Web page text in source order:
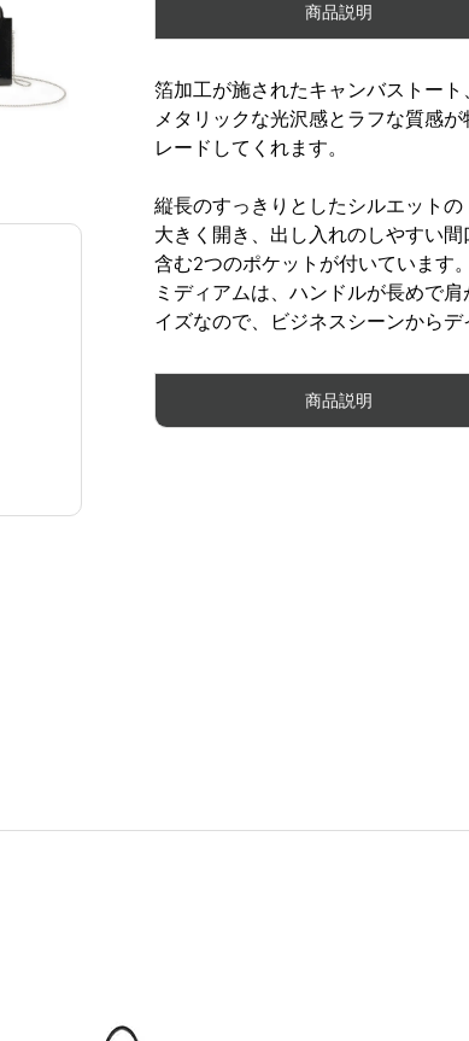
商品説明
箔加工が施されたキャンバストート
メタリックな光沢感とラフな質感
レードしてくれます。
縦長のすっきりとしたシルエットの
大きく開き、出し入れのしやすい
含む2つのポケットが付いています。
ミディアムは、ハンドルが長めで
イズなので、ビジネスシーンからデ
商品説明